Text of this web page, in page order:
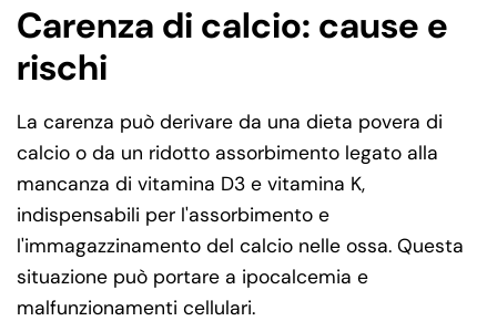
Carenza di calcio: cause e
rischi
La carenza può derivare da una dieta povera di
calcio o da un ridotto assorbimento legato alla
mancanza di vitamina D3 e vitamina K,
indispensabili per l'assorbimento e
l'immagazzinamento del calcio nelle ossa. Questa
situazione può portare a ipocalcemia e
malfunzionamenti cellulari.